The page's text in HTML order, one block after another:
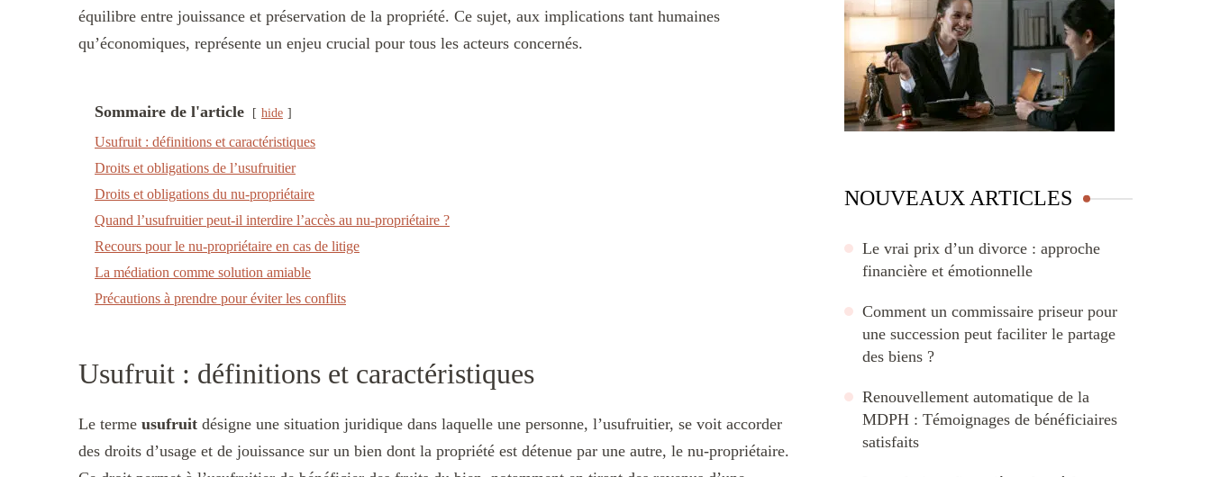
équilibre entre jouissance et préservation de la propriété. Ce sujet, aux implications tant humaines
qu’économiques, représente un enjeu crucial pour tous les acteurs concernés.
Sommaire de l'article hide
Usufruit : définitions et caractéristiques
Droits et obligations de l’usufruitier
Droits et obligations du nu-propriétaire
Quand l’usufruitier peut-il interdire l’accès au nu-propriétaire ?
Recours pour le nu-propriétaire en cas de litige
La médiation comme solution amiable
Précautions à prendre pour éviter les conflits
Usufruit : définitions et caractéristiques
Le terme usufruit désigne une situation juridique dans laquelle une personne, l’usufruitier, se voit accorder
des droits d’usage et de jouissance sur un bien dont la propriété est détenue par une autre, le nu-propriétaire.
NOUVEAUX ARTICLES
Le vrai prix d’un divorce : approche
financière et émotionnelle
Comment un commissaire priseur pour
une succession peut faciliter le partage
des biens ?
Renouvellement automatique de la
MDPH : Témoignages de bénéficiaires
satisfaits